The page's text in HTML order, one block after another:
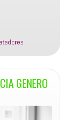
GENERO